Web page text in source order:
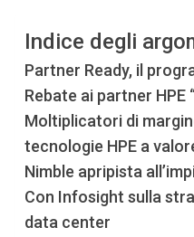
Indice degli
Partner Ready, il
Rebate ai partner HPE
Moltiplicatori di
tecnologie HPE a
Nimble apripista
Con Infosight sulla
data center